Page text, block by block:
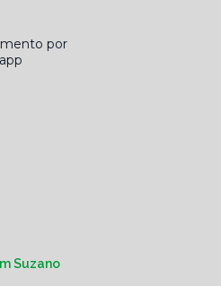
por
Suzano